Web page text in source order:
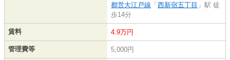
都営大江戸線 「 西新宿五丁目 」駅 徒
歩14分
賃料 4.9万円
管理費等 5,000円